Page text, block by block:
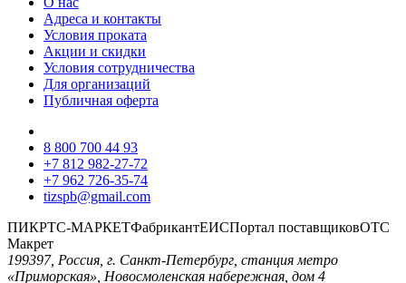
Адреса и контакты
Условия проката
Акции и скидки
Условия сотрудничества
Для организаций
Публичная оферта
8 800 700 44 93
+7 812 982-27-72
+7 962 726-35-74
tizspb@gmail.com
ПИКРТС-МАРКЕТФабрикантЕИСПортал поставщиковОТС
Макрет
199397, Россия, г. Санкт-Петербург, станция метро
«Приморская», Новосмоленская набережная, дом 4